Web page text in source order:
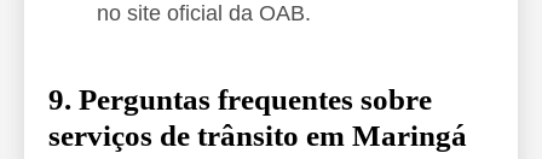
no site oficial da OAB.
9. Perguntas frequentes sobre
serviços de trânsito em Maringá